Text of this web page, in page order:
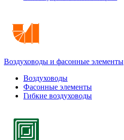
Воздуховоды и фасонные элементы
Воздуховоды
Фасонные элементы
Гибкие воздуховоды